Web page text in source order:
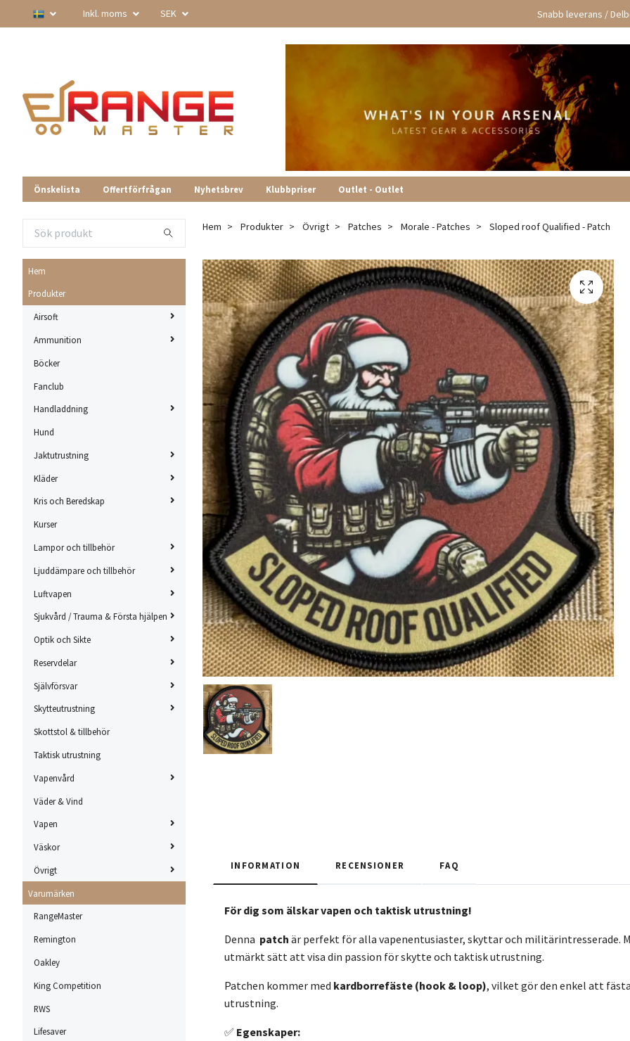
Inkl. moms SEK Snabb leverans /
Önskelista Offertförfrågan Nyhetsbrev Klubbpriser Outlet - Outlet
Hem
Produkter
Airsoft
Ammunition
Böcker
Fanclub
Handladdning
Hund
Jaktutrustning
Kläder
Kris och Beredskap
Kurser
Lampor och tillbehör
Ljuddämpare och tillbehör
Luftvapen
Sjukvård / Trauma & Första hjälpen
Optik och Sikte
Reservdelar
Självförsvar
Skytteutrustning
Skottstol & tillbehör
Taktisk utrustning
Vapenvård
Väder & Vind
Vapen
Väskor
Övrigt
Varumärken
RangeMaster
Remington
Oakley
King Competition
RWS
Lifesaver
Hem Produkter Övrigt Patches Morale - Patches Sloped roof Qualified - Patch
INFORMATION RECENSIONER FAQ
För dig som älskar vapen och taktisk utrustning!
Denna patch är perfekt för alla vapenentusiaster, skyttar och militärintresserade.
utmärkt sätt att visa din passion för skytte och taktisk utrustning.
Patchen kommer med kardborrefäste (hook & loop), vilket gör den enkel att
utrustning.
✅ Egenskaper: